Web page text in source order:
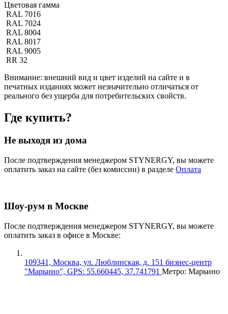
Цветовая гамма
RAL 7016
RAL 7024
RAL 8004
RAL 8017
RAL 9005
RR 32
Внимание: внешний вид и цвет изделий на сайте и в
печатных изданиях может незначительно отличаться от
реального без ущерба для потребительских свойств.
Где купить?
Не выходя из дома
После подтверждения менеджером STYNERGY, вы можете
оплатить заказ на сайте (без комиссии) в разделе Оплата
Шоу-рум в Москве
После подтверждения менеджером STYNERGY, вы можете
оплатить заказ в офисе в Москве:
109341, Москва, ул. Люблинская, д. 151 бизнес-центр
"Марьино", GPS: 55.660445, 37.741791 Метро: Марьино